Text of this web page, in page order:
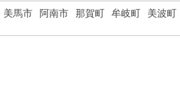
美馬市 阿南市 那賀町 牟岐町 美波町